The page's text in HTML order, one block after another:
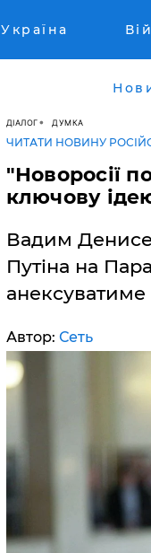
Україна
ДІАЛОГ ДУМКА
ЧИТАТИ НОВИНУ
"Новоросії
ключову
Вадим
Путіна на
анексуватиме
Автор: Сеть